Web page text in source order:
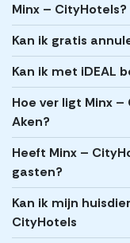
Minx – CityHotels?
Kan ik gratis
Kan ik met iDEAL
Hoe ver ligt Minx
Aken?
Heeft Minx –
gasten?
Kan ik mijn
CityHotels